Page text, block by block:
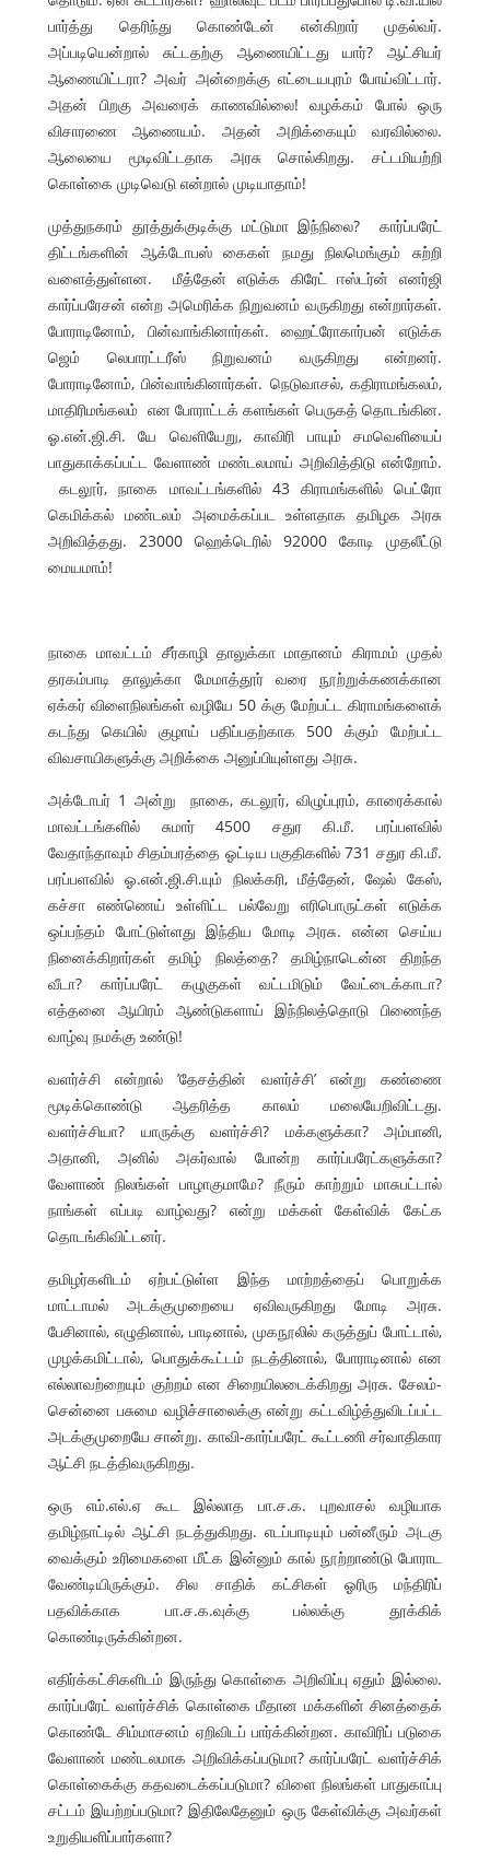
பார்த்து தெரிந்து கொண்டேன் என்கிறார் முதல்வர்.
அப்படியென்றால் சுட்டதற்கு ஆணையிட்டது யார்? ஆட்சியர்
ஆணையிட்டரா? அவர் அன்றைக்கு எட்டையபுரம் போய்விட்டார்.
அதன் பிறகு அவரைக் காணவில்லை! வழக்கம் போல் ஒரு
விசாரணை ஆணையம். அதன் அறிக்கையும் வரவில்லை.
ஆலையை மூடிவிட்டதாக அரசு சொல்கிறது. சட்டமியற்றி
கொள்கை முடிவெடு என்றால் முடியாதாம்!
முத்துநகரம் தூத்துக்குடிக்கு மட்டுமா இந்நிலை? கார்ப்பரேட்
திட்டங்களின் ஆக்டோபஸ் கைகள் நமது நிலமெங்கும் சுற்றி
வளைத்துள்ளன. மீத்தேன் எடுக்க கிரேட் ஈஸ்டர்ன் எனர்ஜி
கார்ப்பரேசன் என்ற அமெரிக்க நிறுவனம் வருகிறது என்றார்கள்.
போராடினோம், பின்வாங்கினார்கள். ஹைட்ரோகார்பன் எடுக்க
ஜெம் லெபாரட்டரீஸ் நிறுவனம் வருகிறது என்றனர்.
போராடினோம், பின்வாங்கினார்கள். நெடுவாசல், கதிராமங்கலம்,
மாதிரிமங்கலம் என போராட்டக் களங்கள் பெருகத் தொடங்கின.
ஓ.என்.ஜி.சி. யே வெளியேறு, காவிரி பாயும் சமவெளியைப்
பாதுகாக்கப்பட்ட வேளாண் மண்டலமாய் அறிவித்திடு என்றோம்.
கடலூர், நாகை மாவட்டங்களில் 43 கிராமங்களில் பெட்ரோ
கெமிக்கல் மண்டலம் அமைக்கப்பட உள்ளதாக தமிழக அரசு
அறிவித்தது. 23000 ஹெக்டெரில் 92000 கோடி முதலீட்டு
மையமாம்!
நாகை மாவட்டம் சீர்காழி தாலுக்கா மாதானம் கிராமம் முதல்
தரகம்பாடி தாலுக்கா மேமாத்தூர் வரை நூற்றுக்கணக்கான
ஏக்கர் விளைநிலங்கள் வழியே 50 க்கு மேற்பட்ட கிராமங்களைக்
கடந்து கெயில் குழாய் பதிப்பதற்காக 500 க்கும் மேற்பட்ட
விவசாயிகளுக்கு அறிக்கை அனுப்பியுள்ளது அரசு.
அக்டோபர் 1 அன்று நாகை, கடலூர், விழுப்புரம், காரைக்கால்
மாவட்டங்களில் சுமார் 4500 சதுர கி.மீ. பரப்பளவில்
வேதாந்தாவும் சிதம்பரத்தை ஓட்டிய பகுதிகளில் 731 சதுர கி.மீ.
பரப்பளவில் ஓ.என்.ஜி.சி.யும் நிலக்கரி, மீத்தேன், ஷேல் கேஸ்,
கச்சா எண்ணெய் உள்ளிட்ட பல்வேறு எரிபொருட்கள் எடுக்க
ஒப்பந்தம் போட்டுள்ளது இந்திய மோடி அரசு. என்ன செய்ய
நினைக்கிறார்கள் தமிழ் நிலத்தை? தமிழ்நாடென்ன திறந்த
வீடா? கார்ப்பரேட் கழுகுகள் வட்டமிடும் வேட்டைக்காடா?
எத்தனை ஆயிரம் ஆண்டுகளாய் இந்நிலத்தொடு பிணைந்த
வாழ்வு நமக்கு உண்டு!
வளர்ச்சி என்றால் ’தேசத்தின் வளர்ச்சி’ என்று கண்ணை
மூடிக்கொண்டு ஆதரித்த காலம் மலையேறிவிட்டது.
வளர்ச்சியா? யாருக்கு வளர்ச்சி? மக்களுக்கா? அம்பானி,
அதானி, அனில் அகர்வால் போன்ற கார்ப்பரேட்களுக்கா?
வேளாண் நிலங்கள் பாழாகுமாமே? நீரும் காற்றும் மாசுபட்டால்
நாங்கள் எப்படி வாழ்வது? என்று மக்கள் கேள்விக் கேட்க
தொடங்கிவிட்டனர்.
தமிழர்களிடம் ஏற்பட்டுள்ள இந்த மாற்றத்தைப் பொறுக்க
மாட்டாமல் அடக்குமுறையை ஏவிவருகிறது மோடி அரசு.
பேசினால், எழுதினால், பாடினால், முகநூலில் கருத்துப் போட்டால்,
முழக்கமிட்டால், பொதுக்கூட்டம் நடத்தினால், போராடினால் என
எல்லாவற்றையும் குற்றம் என சிறையிலடைக்கிறது அரசு. சேலம்-
சென்னை பசுமை வழிச்சாலைக்கு என்று கட்டவிழ்த்துவிடப்பட்ட
அடக்குமுறையே சான்று. காவி-கார்ப்பரேட் கூட்டணி சர்வாதிகார
ஆட்சி நடத்திவருகிறது.
ஒரு எம்.எல்.ஏ கூட இல்லாத பா.ச.க. புறவாசல் வழியாக
தமிழ்நாட்டில் ஆட்சி நடத்துகிறது. எடப்பாடியும் பன்னீரும் அடகு
வைக்கும் உரிமைகளை மீட்க இன்னும் கால் நூற்றாண்டு போராட
வேண்டியிருக்கும். சில சாதிக் கட்சிகள் ஓரிரு மந்திரிப்
பதவிக்காக பா.ச.க.வுக்கு பல்லக்கு தூக்கிக்
கொண்டிருக்கின்றன.
எதிர்க்கட்சிகளிடம் இருந்து கொள்கை அறிவிப்பு ஏதும் இல்லை.
கார்ப்பரேட் வளர்ச்சிக் கொள்கை மீதான மக்களின் சினத்தைக்
கொண்டே சிம்மாசனம் ஏறிவிடப் பார்க்கின்றன. காவிரிப் படுகை
வேளாண் மண்டலமாக அறிவிக்கப்படுமா? கார்ப்பரேட் வளர்ச்சிக்
கொள்கைக்கு கதவடைக்கப்படுமா? விளை நிலங்கள் பாதுகாப்பு
சட்டம் இயற்றப்படுமா? இதிலேதேனும் ஒரு கேள்விக்கு அவர்கள்
உறுதியளிப்பார்களா?